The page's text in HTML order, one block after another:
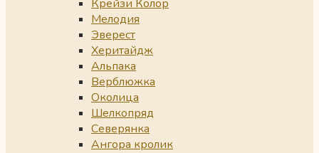
Крейзи Колор
Мелодия
Эверест
Херитайдж
Альпака
Верблюжка
Околица
Шелкопряд
Северянка
Ангора кролик